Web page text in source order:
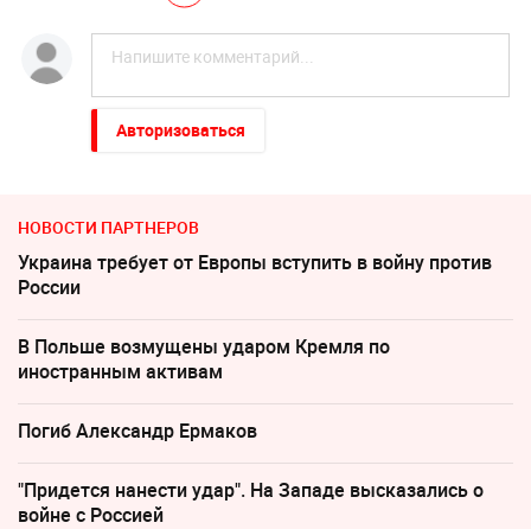
Авторизоваться
НОВОСТИ ПАРТНЕРОВ
Украина требует от Европы вступить в войну против
России
В Польше возмущены ударом Кремля по
иностранным активам
Погиб Александр Ермаков
"Придется нанести удар". На Западе высказались о
войне с Россией